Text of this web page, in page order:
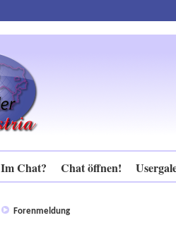
Im Chat? Chat öffnen!
Forenmeldung